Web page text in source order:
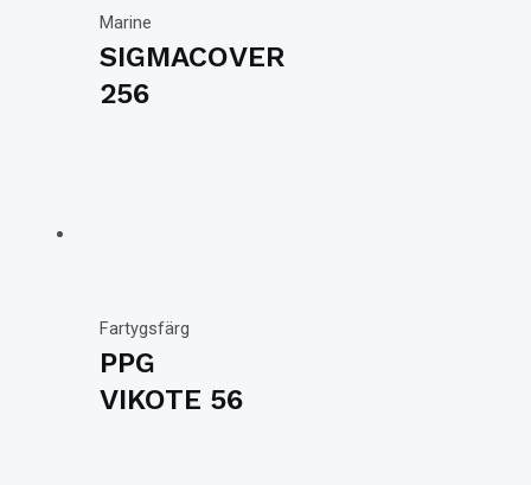
Marine
SIGMACOVER
256
Fartygsfärg
PPG
VIKOTE 56